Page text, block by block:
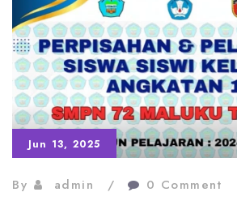
Jun 13, 2025
By admin 0 Comment